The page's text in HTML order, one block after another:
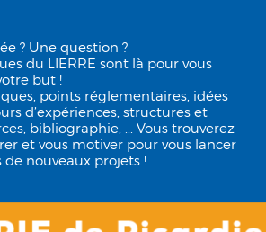
? Une question ?
du LIERRE sont là pour vous
but !
points réglementaires, idées
d’expériences, structures et
bibliographie, ... Vous trouverez
et vous motiver pour vous lancer
nouveaux projets !